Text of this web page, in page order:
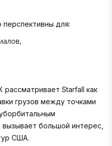
для:
Starfall как
грузов между точками
большой интерес,
США.